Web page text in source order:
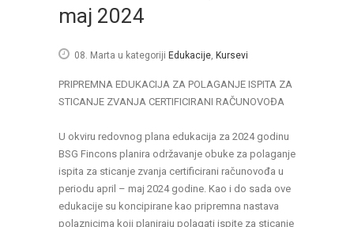
maj 2024
08. Marta u kategoriji Edukacije Kursevi
PRIPREMNA EDUKACIJA ZA POLAGANJE ISPITA ZA
STICANJE ZVANJA CERTIFICIRANI RAČUNOVOĐA
U okviru redovnog plana edukacija za 2024 godinu
BSG Fincons planira održavanje obuke za polaganje
ispita za sticanje zvanja certificirani računovođa u
periodu april – maj 2024 godine. Kao i do sada ove
edukacije su koncipirane kao pripremna nastava
polaznicima koji planiraju polagati ispite za sticanje